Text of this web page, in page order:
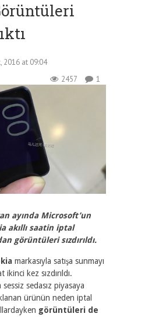
2016 at 09:04
2457
1
ayında Microsoft’un
akıllı saatin iptal
görüntüleri sızdırıldı.
markasıyla satışa sunmayı
ikinci kez sızdırıldı.
sedasız piyasaya
ürünün neden iptal
görüntüleri de